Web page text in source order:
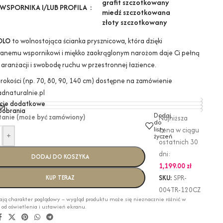
I/LUB PROFILA
grafit szczotkowany
miedź szczotkowana
złoty szczotkowany
to wolnostojąca ścianka prysznicowa, która dzięki
wspornikowi i miękko zaokrąglonym narożom daje Ci pełną
i swobodę ruchu w przestronnej łazience.
(np. 70, 80, 90, 140 cm) dostępne na zamówienie
dodatkowe
(może być zamówiony)
+
DODAJ DO KOSZYKA
KUP TERAZ
Dodaj
do
listy
życzeń
Najniższa
cena w ciągu
ostatnich 30
dni:
1,199.00 zł
SKU: SPR-
004TR-120CZ
charakter poglądowy – wygląd produktu może się nieznacznie różnić w
od oświetlenia i ustawień ekranu.